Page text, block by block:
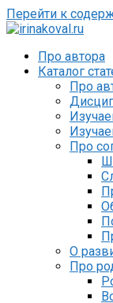
Перейти к
Про автора
Каталог
Про
Про
О
Про